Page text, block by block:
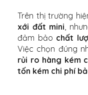
Trên thị trường
xới đất mini,
đảm bảo chất
Việc chọn đúng
rủi ro hàng kém
tốn kém chi phí